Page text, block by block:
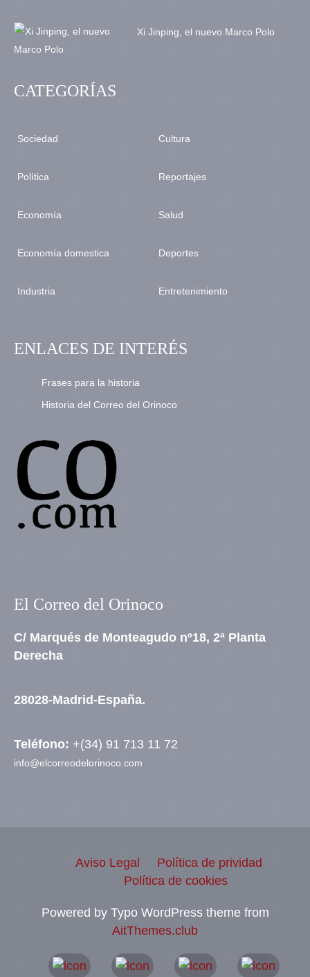
Xi Jinping, el nuevo Marco Polo
CATEGORÍAS
Sociedad
Política
Economía
Economía domestica
Industria
Cultura
Reportajes
Salud
Deportes
Entretenimiento
ENLACES DE INTERÉS
Frases para la historia
Historia del Correo del Orinoco
El Correo del Orinoco
C/ Marqués de Monteagudo nº18, 2ª Planta
Derecha
28028-Madrid-España.
Teléfono: +(34) 91 713 11 72
info@elcorreodelorinoco.com
Aviso Legal
Política de prividad
Política de cookies
Powered by Typo WordPress theme from
AitThemes.club